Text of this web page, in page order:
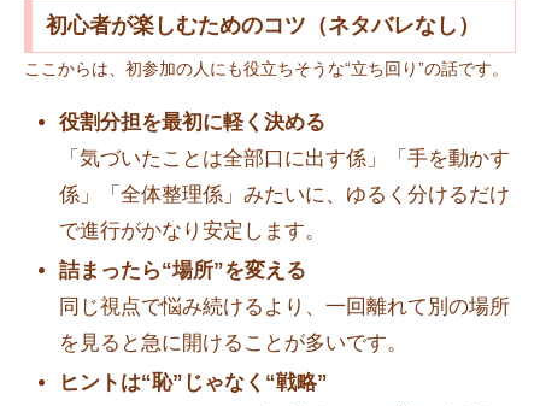
初心者が楽しむためのコツ（ネタバレなし）
ここからは、初参加の人にも役立ちそうな“立ち回り”の話です。
役割分担を最初に軽く決める
「気づいたことは全部口に出す係」「手を動かす
係」「全体整理係」みたいに、ゆるく分けるだけ
で進行がかなり安定します。
詰まったら“場所”を変える
同じ視点で悩み続けるより、一回離れて別の場所
を見ると急に開けることが多いです。
ヒントは“恥”じゃなく“戦略”